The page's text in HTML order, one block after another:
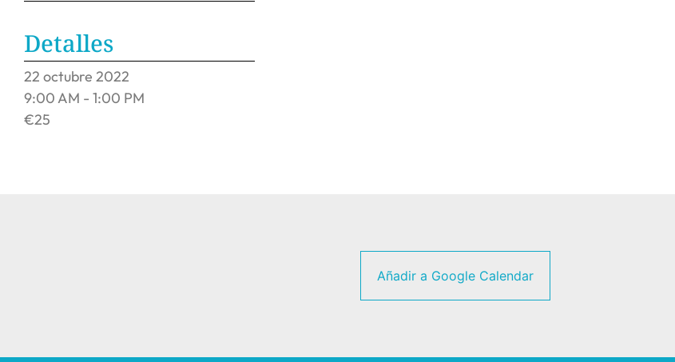
Detalles
22 octubre 2022
9:00 AM - 1:00 PM
€25
Añadir a Google Calendar